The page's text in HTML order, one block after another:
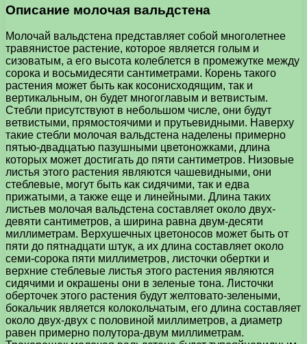
Описание молочая вальдстена
Молочай вальдстена представляет собой многолетнее
травянистое растение, которое является голым и
сизоватым, а его высота колеблется в промежутке между
сорока и восьмидесяти сантиметрами. Корень такого
растения может быть как косонисходящим, так и
вертикальным, он будет многоглавым и ветвистым.
Стебли присутствуют в небольшом числе, они будут
ветвистыми, прямостоячими и прутьевидными. Наверху
такие стебли молочая вальдстена наделены примерно
пятью-двадцатью пазушными цветоножками, длина
которых может достигать до пяти сантиметров. Низовые
листья этого растения являются чашевидными, они
стеблевые, могут быть как сидячими, так и едва
прижатыми, а также еще и линейными. Длина таких
листьев молочая вальдстена составляет около двух-
девяти сантиметров, а ширина равна двум-десяти
миллиметрам. Верхушечных цветоносов может быть от
пяти до пятнадцати штук, а их длина составляет около
семи-сорока пяти миллиметров, листочки обертки и
верхние стеблевые листья этого растения являются
сидячими и окрашены они в зеленые тона. Листочки
оберточек этого растения будут желтовато-зелеными,
бокальчик является колокольчатым, его длина составляет
около двух-двух с половиной миллиметров, а диаметр
равен примерно полутора-двум миллиметрам.